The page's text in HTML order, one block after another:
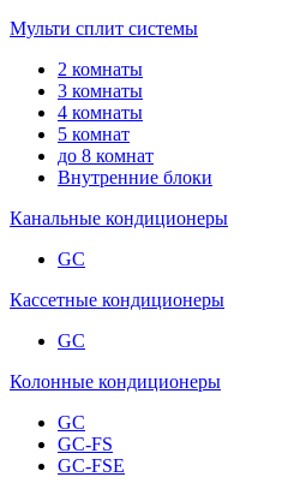
Мульти сплит системы
2 комнаты
3 комнаты
4 комнаты
5 комнат
до 8 комнат
Внутренние блоки
Канальные кондиционеры
GC
Кассетные кондиционеры
GC
Колонные кондиционеры
GC
GC-FS
GC-FSE